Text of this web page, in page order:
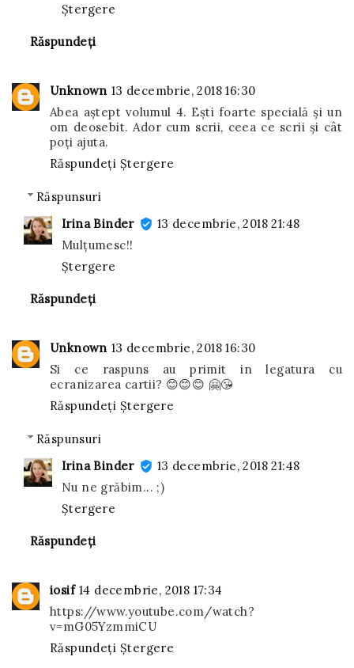
Ștergere
Răspundeți
Unknown 13 decembrie, 2018 16:30
Abea aștept volumul 4. Ești foarte specială și un
om deosebit. Ador cum scrii, ceea ce scrii și cât
poți ajuta.
Răspundeți Ștergere
Răspunsuri
Irina Binder
13 decembrie, 2018 21:48
Mulțumesc!!
Ștergere
Răspundeți
Unknown 13 decembrie, 2018 16:30
Si ce raspuns au primit in legatura cu
ecranizarea cartii? 😊😊😊 🤗😘
Răspundeți Ștergere
Răspunsuri
Irina Binder
13 decembrie, 2018 21:48
Nu ne grăbim... ;)
Ștergere
Răspundeți
iosif 14 decembrie, 2018 17:34
https://www.youtube.com/watch?
v=mG05YzmmiCU
Răspundeți Ștergere